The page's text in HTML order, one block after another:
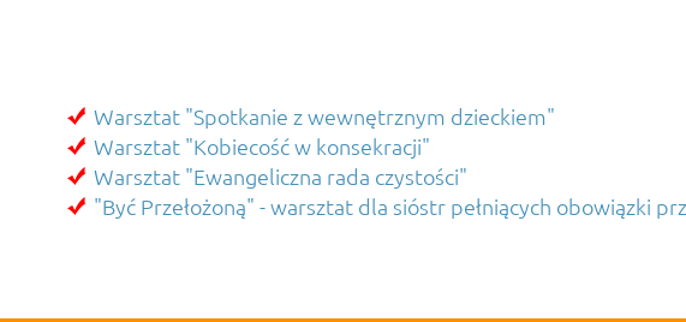
Warsztat "Spotkanie z wewnętrznym dzieckiem"
Warsztat "Kobiecość w konsekracji"
Warsztat "Ewangeliczna rada czystości"
"Być Przełożoną" - warsztat dla sióstr pełniących obowiązki